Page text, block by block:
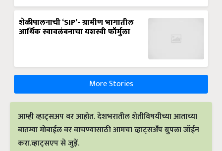
शेळीपालनाची ‘SIP’- ग्रामीण भागातील
आर्थिक स्वावलंबनाचा यशस्वी फॉर्मुला
More Stories
आम्ही व्हाट्सअप वर आहोत. देशभरातील शेतीविषयीच्या आताच्या
बातम्या मोबाईल वर वाचण्यासाठी आमचा व्हाट्सअँप ग्रुपला जॉईन
करा.व्हाट्सएप से जुड़ें.